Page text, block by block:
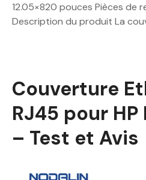
12.05×820 pouces Pièces de
Description du produit La
Couverture
RJ45 pour
– Test et Avis